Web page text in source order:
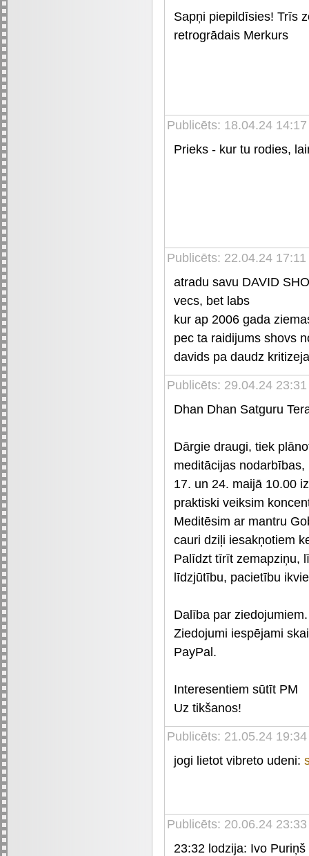
Sapņi piepildīsies! Trīs
retrogrādais Merkurs
Publicēts: 18.04.24 14:17
Prieks - kur tu rodies,
Publicēts: 22.04.24 17:11
atradu savu DAVID
vecs, bet labs
kur ap 2006 gada
pec ta raidijums shovs
davids pa daudz
Publicēts: 29.04.24 23:31
Dhan Dhan Satguru
Dārgie draugi, tiek
meditācijas
17. un 24. maijā 10.00
praktiski veiksim
Meditēsim ar mantru
cauri dziļi iesakņotiem
Palīdzt tīrīt zemapziņu,
līdzjūtību, pacietību
Dalība par ziedojumiem.
Ziedojumi iespējami
PayPal.
Interesentiem sūtīt PM
Uz tikšanos!
Publicēts: 21.05.24 19:34
jogi lietot vibreto udeni:
Publicēts: 20.06.24 23:33
23:32 lodzija: Ivo